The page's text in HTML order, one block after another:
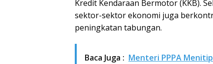
Kredit Kendaraan Bermotor (KKB).
sektor-sektor ekonomi juga
peningkatan tabungan.
Baca Juga : Menteri PPPA